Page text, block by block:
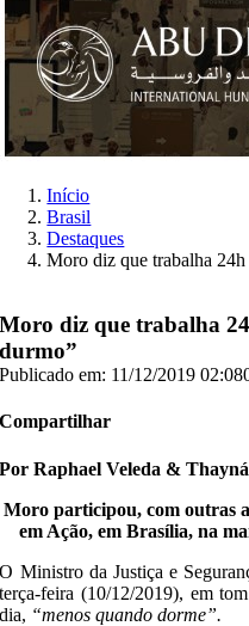
Início
Brasil
Destaques
Moro diz que trabalha
Moro diz que trabalha
durmo”
Publicado em: 11/12/2019 02:08
Compartilhar
Por Raphael Veleda &
Moro participou, com outras
em Ação, em Brasília, na
O Ministro da Justiça e
terça-feira (10/12/2019), em
dia, “menos quando dorme”.